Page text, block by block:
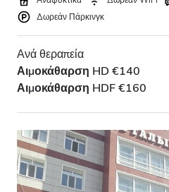
Δωρεάν Πάρκινγκ
Ανά θεραπεία
Αιμοκάθαρση HD €140
Αιμοκάθαρση HDF €160